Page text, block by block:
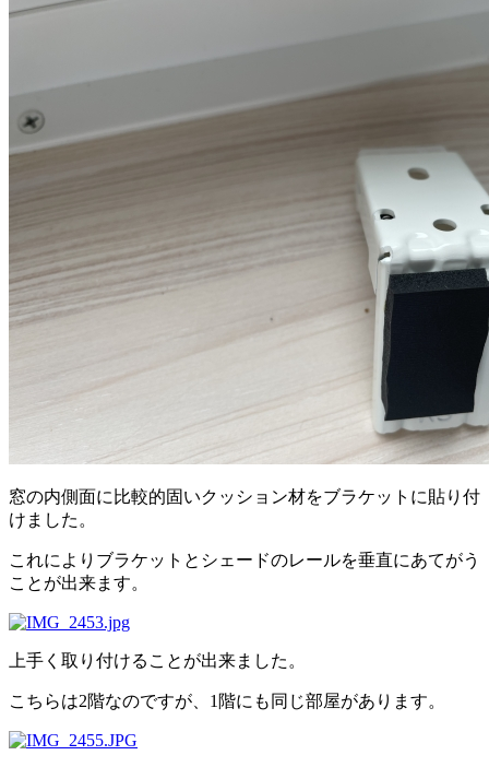
窓の内側面に比較的固いクッション材をブラケットに貼り付
けました。
これによりブラケットとシェードのレールを垂直にあてがう
ことが出来ます。
上手く取り付けることが出来ました。
こちらは2階なのですが、1階にも同じ部屋があります。